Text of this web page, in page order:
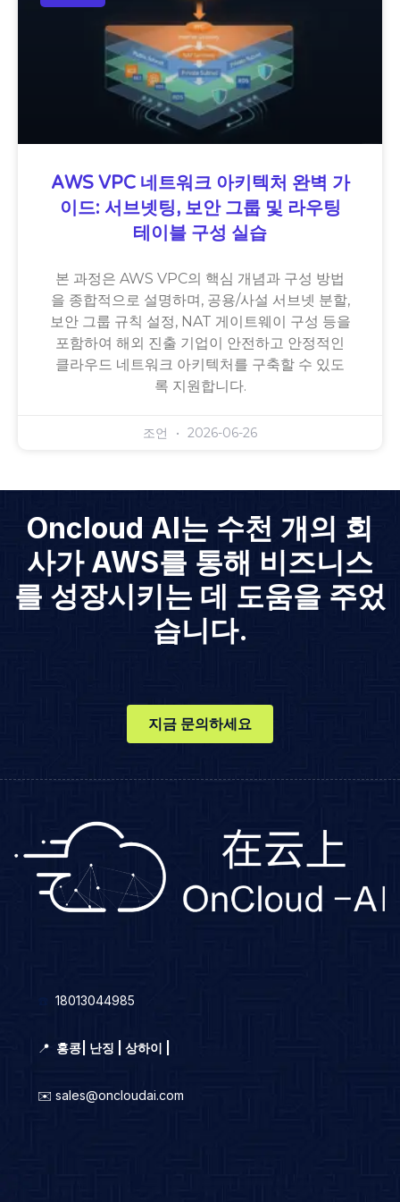
AWS VPC 네트워크 아키텍처 완벽 가
이드: 서브넷팅, 보안 그룹 및 라우팅
테이블 구성 실습
본 과정은 AWS VPC의 핵심 개념과 구성 방법
을 종합적으로 설명하며, 공용/사설 서브넷 분할,
보안 그룹 규칙 설정, NAT 게이트웨이 구성 등을
포함하여 해외 진출 기업이 안전하고 안정적인
클라우드 네트워크 아키텍처를 구축할 수 있도
록 지원합니다.
조언 2026-06-26
Oncloud AI는 수천 개의 회
사가 AWS를 통해 비즈니스
를 성장시키는 데 도움을 주었
습니다.
지금 문의하세요
18013044985
📍 홍콩 난징 | 상하이 |
✉️ sales@oncloudai.com